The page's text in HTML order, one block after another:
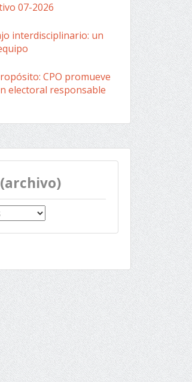
07-2026
interdisciplinario: un
CPO promueve
electoral responsable